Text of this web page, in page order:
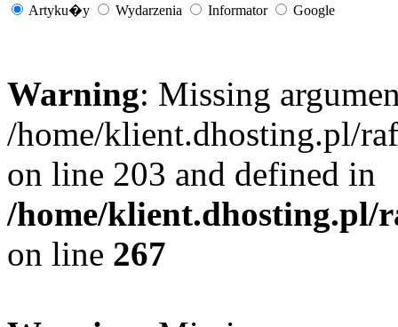
Artyku�y Wydarzenia Informator Google
Warning: Missing
/home/klient.dhosting.pl/
on line 203 and defined in
/home/klient.dhosting.pl/
on line 267